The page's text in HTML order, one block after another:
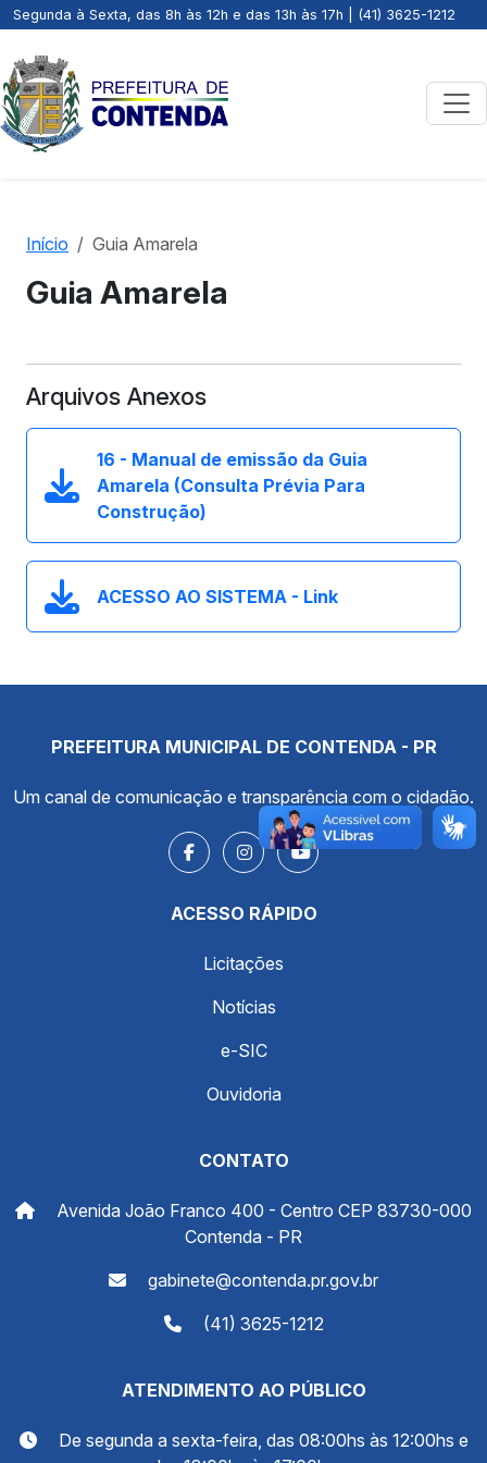
Segunda à Sexta, das 8h às 12h e das 13h às 17h | (41) 3625-1212
Início Guia Amarela
Guia Amarela
Arquivos Anexos
16 - Manual de emissão da Guia
Amarela (Consulta Prévia Para
Construção)
ACESSO AO SISTEMA - Link
PREFEITURA MUNICIPAL DE CONTENDA - PR
Um canal de comunicação e transparência com o cidadão.
ACESSO RÁPIDO
Licitações
Notícias
e-SIC
Ouvidoria
CONTATO
Avenida João Franco 400 - Centro CEP 83730-000
Contenda - PR
gabinete@contenda.pr.gov.br
(41) 3625-1212
ATENDIMENTO AO PÚBLICO
De segunda a sexta-feira, das 08:00hs às 12:00hs e